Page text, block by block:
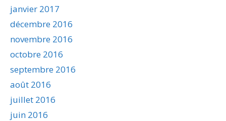
janvier 2017
décembre 2016
novembre 2016
octobre 2016
septembre 2016
août 2016
juillet 2016
juin 2016